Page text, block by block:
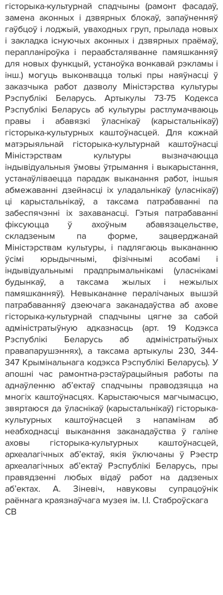
гісторыка-культурнай спадчыны (рамонт фасадаў,
замена аконных і дзвярных блокаў, запаўненняў
гаўбцоў і лоджый, уваходных груп, прылада новых
і закладка існуючых аконных і дзвярных праёмаў,
перапланіроўка і пераабсталяванне памяшканняў
для новых функцый, устаноўка вонкавай рэкламы і
інш.) могуць выконвацца толькі пры наяўнасці ў
заказчыка работ дазволу Міністэрства культуры
Рэспублікі Беларусь. Артыкулы 73-75 Кодекса
Рэспублікі Беларусь аб культуры растлумачваюць
правы і абавязкі ўласнікаў (карыстальнікаў)
гісторыка-культурных каштоўнасцей. Для кожнай
матэрыяльнай гісторыка-культурнай каштоўнасці
Міністэрствам культуры вызначаюцца
індывідуальныя ўмовы ўтрымання і выкарыстання,
устанаўліваецца парадак выканання работ, іншыя
абмежаванні дзейнасці іх уладальнікаў (уласнікаў)
ці карыстальнікаў, а таксама патрабаванні па
забеспячэнні іх захаванасці. Гэтыя патрабаванні
фіксуюцца ў ахоўным абавязацельстве,
складзеным па форме, зацверджанай
Міністэрствам культуры, і падлягаюць выкананню
ўсімі юрыдычнымі, фізічнымі асобамі і
індывідуальнымі прадпрымальнікамі (уласнікамі
будынкаў, а таксама жылых і нежылых
памяшканняў). Невыкананне пералічаных вышэй
патрабаванняў дзеючага заканадаўства аб ахове
гісторыка-культурнай спадчыны цягне за сабой
адміністратыўную адказнасць (арт. 19 Кодэкса
Рэспублікі Беларусь аб адміністратыўных
правапарушэннях), а таксама артыкулы 230, 344-
347 Крымінальнага кодэкса Рэспублікі Беларусь). У
апошні час рамонтна-рэстаўрацыйныя работы па
аднаўленню аб’ектаў спадчыны праводзяцца на
многіх каштоўнасцях. Карыстаючыся магчымасцю,
звяртаюся да ўласнікаў (карыстальнікаў) гісторыка-
культурных каштоўнасцей з напамінам аб
неабходнасці выканання заканадаўства ў галіне
аховы гісторыка-культурных каштоўнасцей,
археалагічных аб’ектаў, якія ўключаны ў Рэестр
археалагічных аб’ектаў Рэспублікі Беларусь, пры
правядзенні любых відаў работ на дадзеных
аб’ектах. А. Зіневіч, навуковы супрацоўнік
раённага краязнаўчага музея ім. І.І. Стаброўскага
СВ